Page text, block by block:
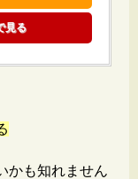
見る
かも知れません